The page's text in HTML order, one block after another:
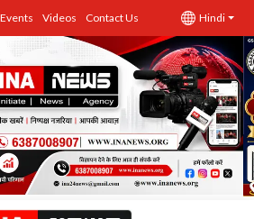
Events Videos Contact Us Hindi